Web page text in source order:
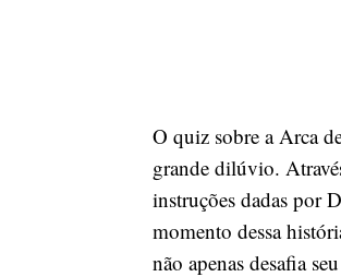
O quiz sobre a Arca
grande dilúvio.
instruções dadas por
momento dessa
não apenas desafia